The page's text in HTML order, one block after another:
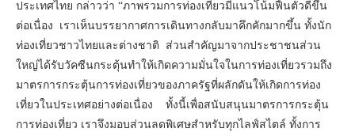
ประเทศไทย กล่าวว่า “ภาพรวมการท่องเที่ยวมีแนวโน้มฟื้นตัวดีขึ้น
ต่อเนื่อง เราเห็นบรรยากาศการเดินทางกลับมาคึกคักมากขึ้น ทั้งนัก
ท่องเที่ยวชาวไทยและต่างชาติ ส่วนสำคัญมาจากประชาชนส่วน
ใหญ่ได้รับวัคซีนกระตุ้นทำให้เกิดความมั่นใจในการท่องเที่ยวรวมถึง
มาตรการกระตุ้นการท่องเที่ยวของภาครัฐที่ผลักดันให้เกิดการท่อง
เที่ยวในประเทศอย่างต่อเนื่อง ทั้งนี้เพื่อสนับสนุนมาตรการกระตุ้น
การท่องเที่ยว เราจึงมอบส่วนลดพิเศษสำหรับทุกไลฟ์สไตล์ ทั้งการ